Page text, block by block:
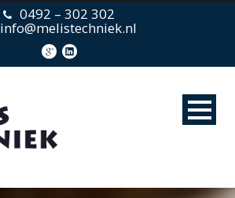
0492 – 302 302
info@melistechniek.nl